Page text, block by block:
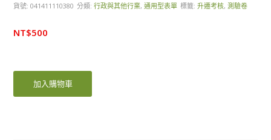
貨號: 041411110380 分類:行政與其他行業,通用型表單 標籤:升遷考核,測驗卷
NT$500
加入購物車